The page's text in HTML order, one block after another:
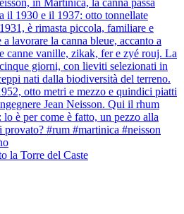
la Torre del Caste